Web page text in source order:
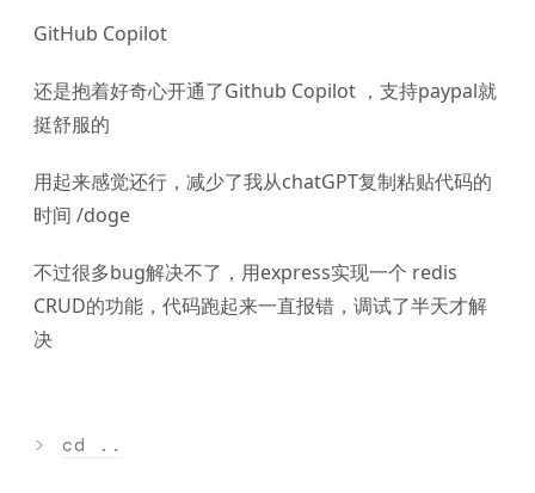
GitHub Copilot
还是抱着好奇心开通了Github Copilot ，支持paypal就
挺舒服的
用起来感觉还行，减少了我从chatGPT复制粘贴代码的
时间 /doge
不过很多bug解决不了，用express实现一个 redis
CRUD的功能，代码跑起来一直报错，调试了半天才解
决
> cd ..